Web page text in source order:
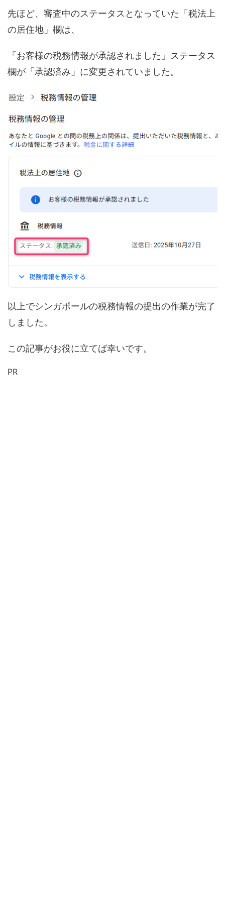
先ほど、審査中のステータスとなっていた「税法上
の居住地」欄は、
「お客様の税務情報が承認されました」ステータス
欄が「承認済み」に変更されていました。
以上でシンガポールの税務情報の提出の作業が完了
しました。
この記事がお役に立てば幸いです。
PR